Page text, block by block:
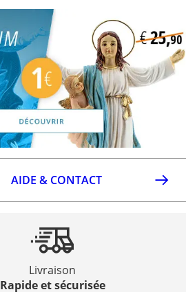
AIDE & CONTACT
Livraison
Rapide et sécurisée